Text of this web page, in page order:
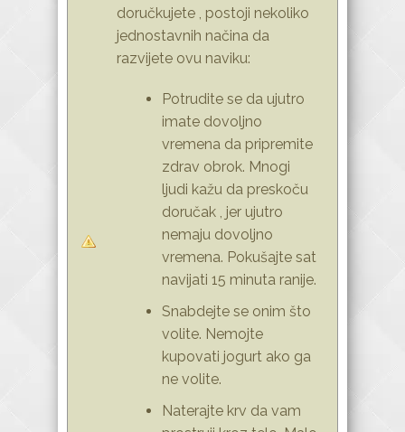
doručkujete , postoji nekoliko
jednostavnih načina da
razvijete ovu naviku:
Potrudite se da ujutro
imate dovoljno
vremena da pripremite
zdrav obrok. Mnogi
ljudi kažu da preskoču
doručak , jer ujutro
nemaju dovoljno
vremena. Pokušajte sat
navijati 15 minuta ranije.
Snabdejte se onim što
volite. Nemojte
kupovati jogurt ako ga
ne volite.
Naterajte krv da vam